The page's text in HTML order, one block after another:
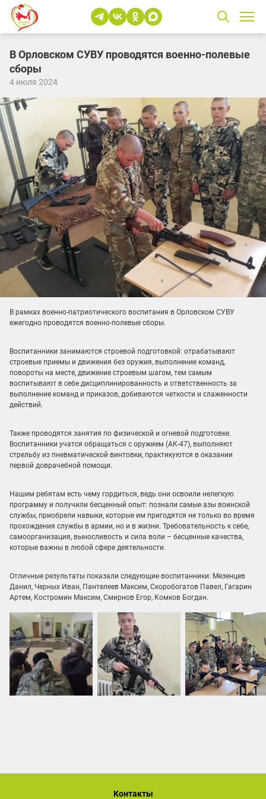
В Орловском СУВУ проводятся военно-полевые
сборы
4 июля 2024
В рамках военно-патриотического воспитания в Орловском СУВУ
ежегодно проводятся военно-полевые сборы.
Воспитанники занимаются строевой подготовкой: отрабатывают
строевые приемы и движения без оружия, выполнение команд,
повороты на месте, движение строевым шагом, тем самым
воспитывают в себе дисциплинированность и ответственность за
выполнение команд и приказов, добиваются четкости и слаженности
действий.
Также проводятся занятия по физической и огневой подготовке.
Воспитанники учатся обращаться с оружием (АК-47), выполняют
стрельбу из пневматической винтовки, практикуются в оказании
первой доврачебной помощи.
Нашим ребятам есть чему гордиться, ведь они освоили нелегкую
программу и получили бесценный опыт: познали самые азы воинской
службы, приобрели навыки, которые им пригодятся не только во время
прохождения службы в армии, но и в жизни. Требовательность к себе,
самоорганизация, выносливость и сила воли – бесценные качества,
которые важны в любой сфере деятельности.
Отличные результаты показали следующие воспитанники: Мезенцев
Данил, Черных Иван, Пантелеев Максим, Скоробогатов Павел, Гагарин
Артем, Костромин Максим, Смирнов Егор, Комков Богдан.
Контакты